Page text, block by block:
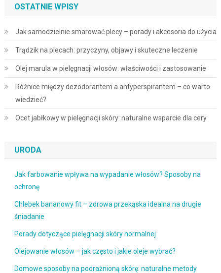
OSTATNIE WPISY
Jak samodzielnie smarować plecy – porady i akcesoria do użycia
Trądzik na plecach: przyczyny, objawy i skuteczne leczenie
Olej marula w pielęgnacji włosów: właściwości i zastosowanie
Różnice między dezodorantem a antyperspirantem – co warto
wiedzieć?
Ocet jabłkowy w pielęgnacji skóry: naturalne wsparcie dla cery
URODA
Jak farbowanie wpływa na wypadanie włosów? Sposoby na
ochronę
Chlebek bananowy fit – zdrowa przekąska idealna na drugie
śniadanie
Porady dotyczące pielęgnacji skóry normalnej
Olejowanie włosów – jak często i jakie oleje wybrać?
Domowe sposoby na podrażnioną skórę: naturalne metody